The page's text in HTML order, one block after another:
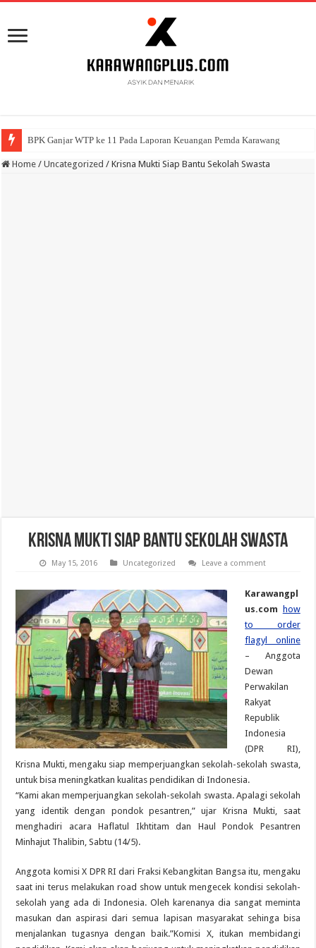
BPK Ganjar WTP ke 11 Pada Laporan Keuangan Pemda Karawang
Home / Uncategorized / Krisna Mukti Siap Bantu Sekolah Swasta
Krisna Mukti Siap Bantu Sekolah Swasta
May 15, 2016 Uncategorized Leave a comment
Karawangpl
us.com
how
to order
flagyl online
– Anggota
Dewan
Perwakilan
Rakyat
Republik
Indonesia
(DPR RI),
Krisna Mukti, mengaku siap memperjuangkan sekolah-sekolah swasta,
untuk bisa meningkatkan kualitas pendidikan di Indonesia.
“Kami akan memperjuangkan sekolah-sekolah swasta. Apalagi sekolah
yang identik dengan pondok pesantren,” ujar Krisna Mukti, saat
menghadiri acara Haflatul Ikhtitam dan Haul Pondok Pesantren
Minhajut Thalibin, Sabtu (14/5).
Anggota komisi X DPR RI dari Fraksi Kebangkitan Bangsa itu, mengaku
saat ini terus melakukan road show untuk mengecek kondisi sekolah-
sekolah yang ada di Indonesia. Oleh karenanya dia sangat meminta
masukan dan aspirasi dari semua lapisan masyarakat sehinga bisa
menjalankan tugasnya dengan baik.”Komisi X, itukan membidangi